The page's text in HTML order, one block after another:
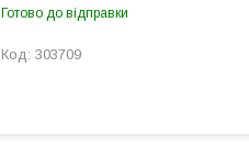
Готово до відправки
303709